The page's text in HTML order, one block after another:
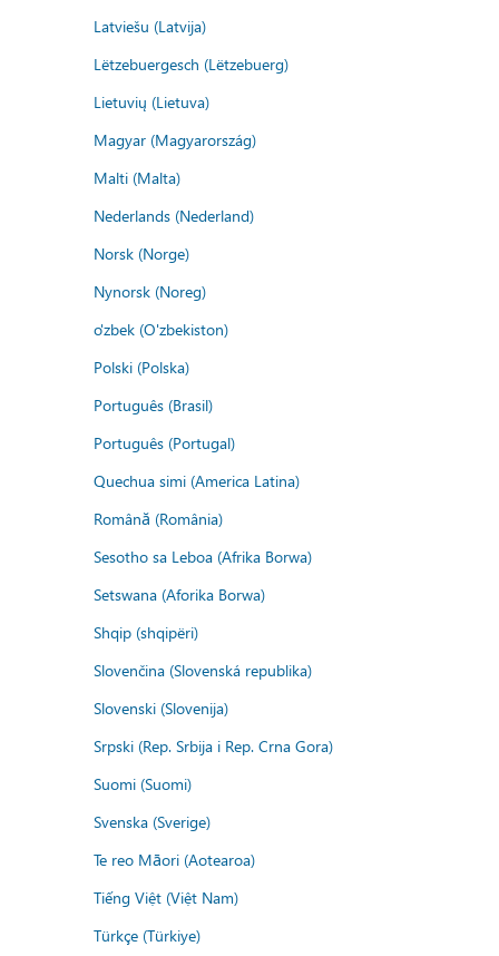
Latviešu (Latvija)
Lëtzebuergesch (Lëtzebuerg)
Lietuvių (Lietuva)
Magyar (Magyarország)
Malti (Malta)
Nederlands (Nederland)
Norsk (Norge)
Nynorsk (Noreg)
o'zbek (O'zbekiston)
Polski (Polska)
Português (Brasil)
Português (Portugal)
Quechua simi (America Latina)
Română (România)
Sesotho sa Leboa (Afrika Borwa)
Setswana (Aforika Borwa)
Shqip (shqipëri)
Slovenčina (Slovenská republika)
Slovenski (Slovenija)
Srpski (Rep. Srbija i Rep. Crna Gora)
Suomi (Suomi)
Svenska (Sverige)
Te reo Māori (Aotearoa)
Tiếng Việt (Việt Nam)
Türkçe (Türkiye)